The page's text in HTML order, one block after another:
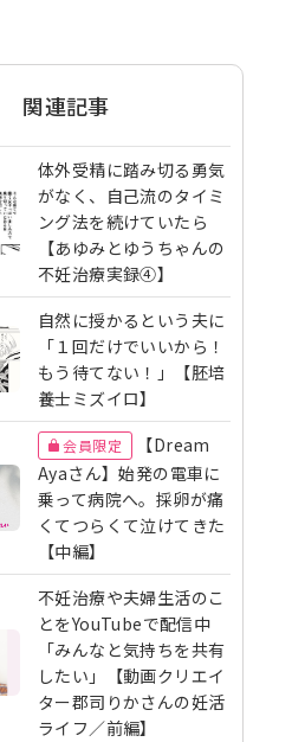
関連記事
体外受精に踏み切る勇気
がなく、自己流のタイミ
ング法を続けていたら
【あゆみとゆうちゃんの
不妊治療実録④】
自然に授かるという夫に
「１回だけでいいから！
もう待てない！」【胚培
養士ミズイロ】
会員限定
【Dream
Ayaさん】始発の電車に
乗って病院へ。採卵が痛
くてつらくて泣けてきた
【中編】
不妊治療や夫婦生活のこ
とをYouTubeで配信中
「みんなと気持ちを共有
したい」【動画クリエイ
ター郡司りかさんの妊活
ライフ／前編】